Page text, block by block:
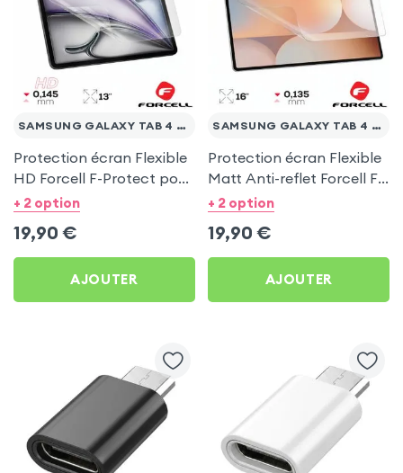
SAMSUNG GALAXY TAB 4 10.1 T530
Protection écran Flexible
HD Forcell F-Protect pour
Samsung Galaxy Tab 4
+ 2 option
19,90 €
AJOUTER
SAMSUNG GALAXY TAB 4 10.1 T530
Protection écran Flexible
Matt Anti-reflet Forcell F-
Protect pour Samsung
+ 2 option
19,90 €
AJOUTER